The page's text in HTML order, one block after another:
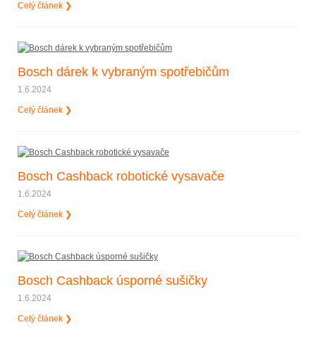
Celý článek ❯
Bosch dárek k vybraným spotřebičům
1.6.2024
Celý článek ❯
Bosch Cashback robotické vysavače
1.6.2024
Celý článek ❯
Bosch Cashback úsporné sušičky
1.6.2024
Celý článek ❯